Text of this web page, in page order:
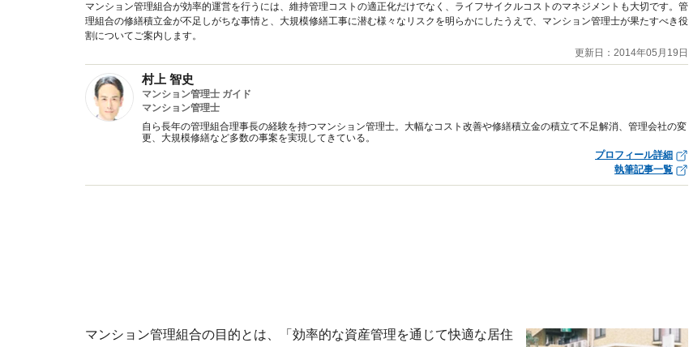
マンション管理組合が効率的運営を行うには、維持管理コストの適正化だけでなく、ライフサイクルコストのマネジメントも大切です。管
理組合の修繕積立金が不足しがちな事情と、大規模修繕工事に潜む様々なリスクを明らかにしたうえで、マンション管理士が果たすべき役
割についてご案内します。
更新日：2014年05月19日
村上 智史
マンション管理士 ガイド
マンション管理士
自ら長年の管理組合理事長の経験を持つマンション管理士。大幅なコスト改善や修繕積立金の積立て不足解消、管理会社の変
更、大規模修繕など多数の事案を実現してきている。
プロフィール詳細
執筆記事一覧
マンション管理組合の目的とは、「効率的な資産管理を通じて快適な居住